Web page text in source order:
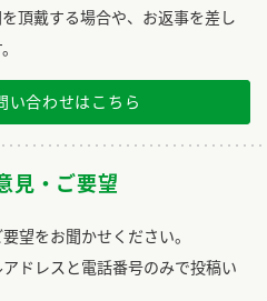
頂戴する場合や、お返事を差し
い合わせはこちら
見・ご要望
望をお聞かせください。
ドレスと電話番号のみで投稿い